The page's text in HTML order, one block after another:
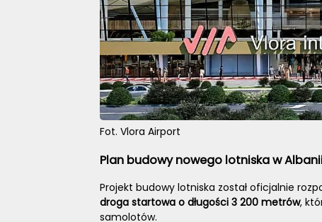
Fot. Vlora Airport
Plan budowy nowego lotniska w
Projekt budowy lotniska został oficjalnie
droga startowa o długości 3 200 metrów,
samolotów.